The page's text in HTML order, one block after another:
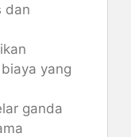
dan
yang
ganda